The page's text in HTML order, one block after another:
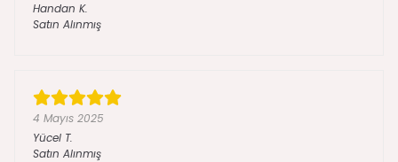
Handan K.
Satın Alınmış
4 Mayıs 2025
Yücel T.
Satın Alınmış